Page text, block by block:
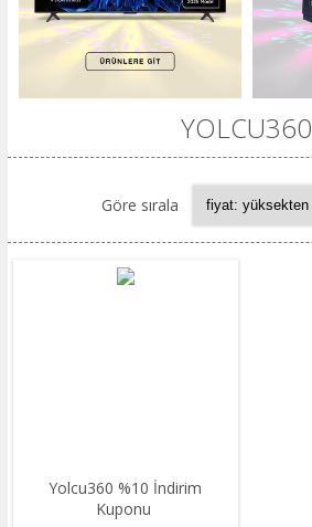
YOLCU360
Göre sırala
Yolcu360 %10 İndirim
Kuponu